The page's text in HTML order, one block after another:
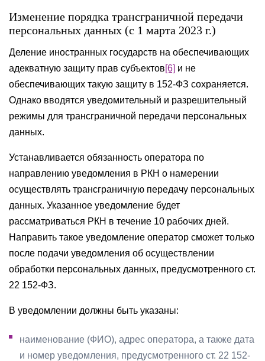
Изменение порядка трансграничной передачи
персональных данных (с 1 марта 2023 г.)
Деление иностранных государств на обеспечивающих
адекватную защиту прав субъектов[6] и не
обеспечивающих такую защиту в 152-ФЗ сохраняется.
Однако вводятся уведомительный и разрешительный
режимы для трансграничной передачи персональных
данных.
Устанавливается обязанность оператора по
направлению уведомления в РКН о намерении
осуществлять трансграничную передачу персональных
данных. Указанное уведомление будет
рассматриваться РКН в течение 10 рабочих дней.
Направить такое уведомление оператор сможет только
после подачи уведомления об осуществлении
обработки персональных данных, предусмотренного ст.
22 152-ФЗ.
В уведомлении должны быть указаны:
наименование (ФИО), адрес оператора, а также дата
и номер уведомления, предусмотренного ст. 22 152-